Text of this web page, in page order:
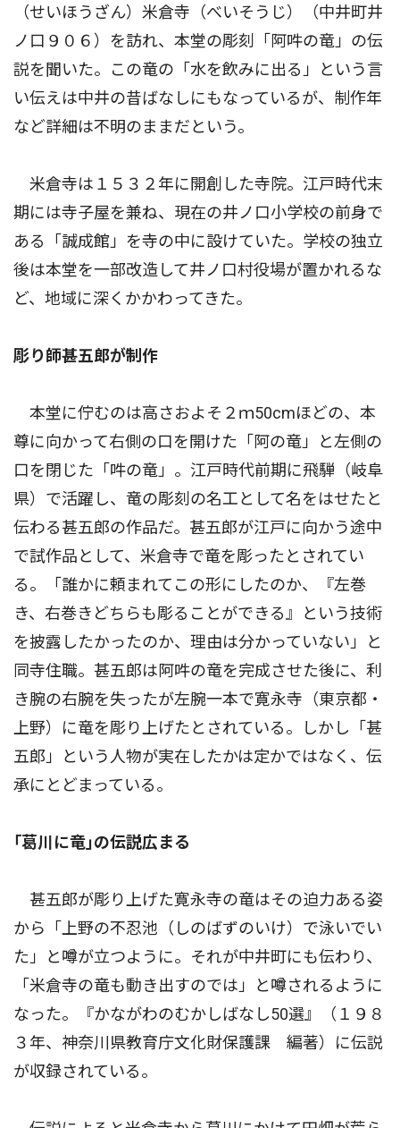
（せいほうざん）米倉寺（べいそうじ）（中井町井
ノ口９０６）を訪れ、本堂の彫刻「阿吽の竜」の伝
説を聞いた。この竜の「水を飲みに出る」という言
い伝えは中井の昔ばなしにもなっているが、制作年
など詳細は不明のままだという。
米倉寺は１５３２年に開創した寺院。江戸時代末
期には寺子屋を兼ね、現在の井ノ口小学校の前身で
ある「誠成館」を寺の中に設けていた。学校の独立
後は本堂を一部改造して井ノ口村役場が置かれるな
ど、地域に深くかかわってきた。
彫り師甚五郎が制作
本堂に佇むのは高さおよそ２ｍ50cmほどの、本
尊に向かって右側の口を開けた「阿の竜」と左側の
口を閉じた「吽の竜」。江戸時代前期に飛騨（岐阜
県）で活躍し、竜の彫刻の名工として名をはせたと
伝わる甚五郎の作品だ。甚五郎が江戸に向かう途中
で試作品として、米倉寺で竜を彫ったとされてい
る。「誰かに頼まれてこの形にしたのか、『左巻
き、右巻きどちらも彫ることができる』という技術
を披露したかったのか、理由は分かっていない」と
同寺住職。甚五郎は阿吽の竜を完成させた後に、利
き腕の右腕を失ったが左腕一本で寛永寺（東京都・
上野）に竜を彫り上げたとされている。しかし「甚
五郎」という人物が実在したかは定かではなく、伝
承にとどまっている。
｢葛川に竜｣の伝説広まる
甚五郎が彫り上げた寛永寺の竜はその迫力ある姿
から「上野の不忍池（しのばずのいけ）で泳いでい
た」と噂が立つように。それが中井町にも伝わり、
「米倉寺の竜も動き出すのでは」と噂されるように
なった。『かながわのむかしばなし50選』（１９８
３年、神奈川県教育庁文化財保護課 編著）に伝説
が収録されている。